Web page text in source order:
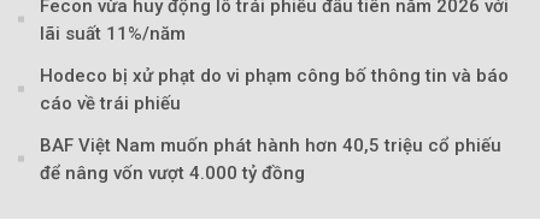
Fecon vừa huy động lô trái phiếu đầu tiên năm 2026 với
lãi suất 11%/năm
Hodeco bị xử phạt do vi phạm công bố thông tin và báo
cáo về trái phiếu
BAF Việt Nam muốn phát hành hơn 40,5 triệu cổ phiếu
để nâng vốn vượt 4.000 tỷ đồng